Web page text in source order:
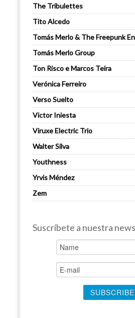
The Tribulettes
Tito Alcedo
Tomás Merlo & The Freepunk
Tomás Merlo Group
Ton Risco e Marcos Teira
Verónica Ferreiro
Verso Suelto
Victor Iniesta
Viruxe Electric Trio
Walter Silva
Youthness
Yrvis Méndez
Zem
Suscríbete a nuestra